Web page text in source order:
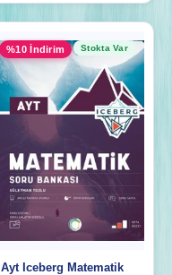
%10 İndirim Stokta Var
Ayt Iceberg Matematik